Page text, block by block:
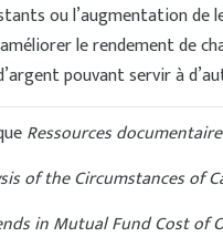
ou l’augmentation de
le rendement de
pouvant servir à
Ressources
of the Circumstances of
in Mutual Fund Cost of